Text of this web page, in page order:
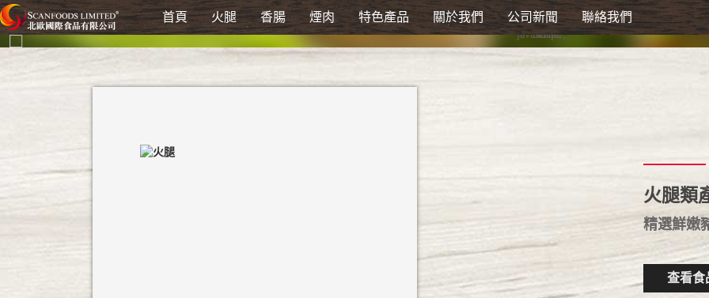
首頁 火腿 香腸 煙肉 特色產品 關於我們 公司新聞 聯絡我們
javascript:;
火腿類
精選鮮嫩
查看食